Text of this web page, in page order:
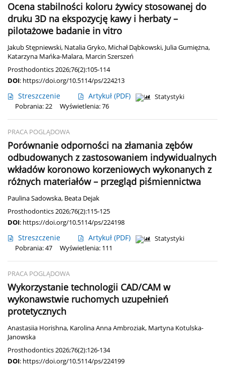
Ocena stabilności koloru żywicy stosowanej do
druku 3D na ekspozycję kawy i herbaty –
pilotażowe badanie in vitro
Jakub Stępniewski, Natalia Gryko, Michał Dąbkowski, Julia Gumiężna,
Katarzyna Mańka-Malara, Marcin Szerszeń
Prosthodontics 2026;76(2):105-114
DOI: https://doi.org/10.5114/ps/224213
Streszczenie Artykuł (PDF)
Statystyki
Pobrania: 22
Wyświetlenia: 76
PRACA POGLĄDOWA
Porównanie odporności na złamania zębów
odbudowanych z zastosowaniem indywidualnych
wkładów koronowo korzeniowych wykonanych z
różnych materiałów – przegląd piśmiennictwa
Paulina Sadowska, Beata Dejak
Prosthodontics 2026;76(2):115-125
DOI: https://doi.org/10.5114/ps/224198
Streszczenie Artykuł (PDF)
Statystyki
Pobrania: 47
Wyświetlenia: 111
PRACA POGLĄDOWA
Wykorzystanie technologii CAD/CAM w
wykonawstwie ruchomych uzupełnień
protetycznych
Anastasiia Horishna, Karolina Anna Ambroziak, Martyna Kotulska-
Janowska
Prosthodontics 2026;76(2):126-134
DOI: https://doi.org/10.5114/ps/224199